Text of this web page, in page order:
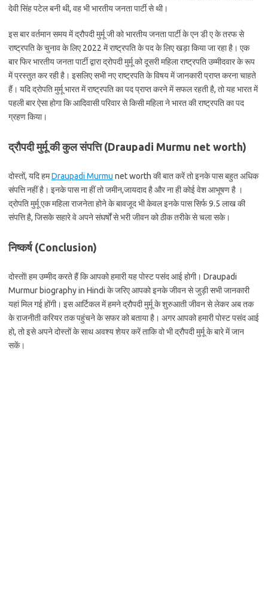
देवी सिंह पटेल बनी थी, वह भी भारतीय जनता पार्टी से थी।
इस बार वर्तमान समय में द्रौपदी मुर्मू जी को भारतीय जनता पार्टी के एन डी ए के तरफ से
राष्ट्रपति के चुनाव के लिए 2022 में राष्ट्रपति के पद के लिए खड़ा किया जा रहा है। एक
बार फिर भारतीय जनता पार्टी द्वारा द्रोपदी मुर्मू को दूसरी महिला राष्ट्रपति उम्मीदवार के रूप
में प्रस्तुत कर रही है। इसलिए सभी नए राष्ट्रपति के विषय में जानकारी प्राप्त करना चाहते
हैं। यदि द्रोपति मुर्मू भारत में राष्ट्रपति का पद प्राप्त करने में सफल रहती है, तो यह भारत में
पहली बार ऐसा होगा कि आदिवासी परिवार से किसी महिला ने भारत की राष्ट्रपति का पद
ग्रहण किया।
द्रौपदी मुर्मू की कुल संपत्ति (Draupadi Murmu net worth)
दोस्तों, यदि हमDraupadi Murmu net worth की बात करें तो इनके पास बहुत अधिक
संपत्ति नहीं है। इनके पास ना हीं तो जमीन,जायदाद है और ना ही कोई वेश आभूषण है ।
द्रोपति मुर्मू एक महिला राजनेता होने के बावजूद भी केवल इनके पास सिर्फ 9.5 लाख की
संपत्ति है, जिसके सहारे वे अपने संघर्षों से भरी जीवन को ठीक तरीके से चला सके।
निष्कर्ष (Conclusion)
दोस्तों! हम उम्मीद करते हैं कि आपको हमारी यह पोस्ट पसंद आई होगी। Draupadi
Murmur biography in Hindi के जरिए आपको इनके जीवन से जुड़ी सभी जानकारी
यहां मिल गई होंगी। इस आर्टिकल में हमने द्रौपदी मुर्मू के शुरुआती जीवन से लेकर अब तक
के राजनीती करियर तक पहुंचने के सफर को बताया है। अगर आपको हमारी पोस्ट पसंद आई
हो, तो इसे अपने दोस्तों के साथ अवश्य शेयर करें ताकि वो भी द्रौपदी मुर्मू के बारे में जान
सकें।